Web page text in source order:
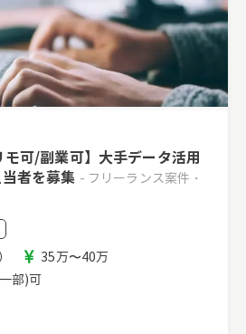
モ可/副業可】大手データ活用
者を募集 - フリーランス案件・
報
酬
35万〜40万
部)可